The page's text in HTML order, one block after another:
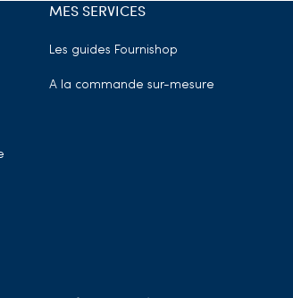
MES SERVICES
Les guides Fournishop
A la commande sur-mesure